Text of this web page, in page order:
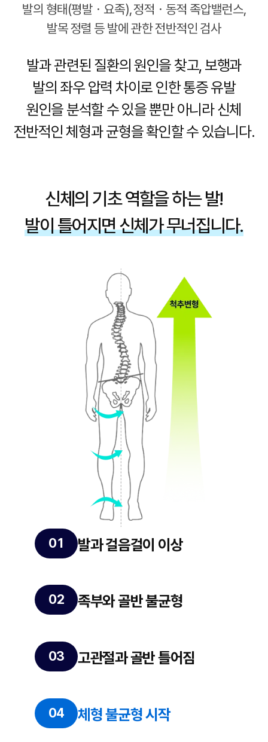
발의 형태(평발ㆍ요족), 정적ㆍ동적 족압밸런스,
발목 정렬 등 발에 관한 전반적인 검사
발과 관련된 질환의 원인을 찾고, 보행과
발의 좌우 압력 차이로 인한통증 유발
원인을 분석할 수 있을 뿐만 아니라 신체
전반적인 체형과 균형을 확인할 수 있습니다.
신체의 기초 역할을 하는 발!
발이 틀어지면 신체가 무너집니다.
발과 걸음걸이 이상
족부와 골반 불균형
고관절과 골반 틀어짐
체형 불균형 시작